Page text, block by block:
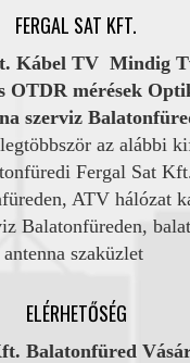
FERGAL SAT KFT.
Kábel TV Mindig
OTDR mérések
szerviz
az alábbi
Fergal Sat
ATV hálózat
Balatonfüreden,
antenna szaküzlet
ELÉRHETŐSÉG
Balatonfüred